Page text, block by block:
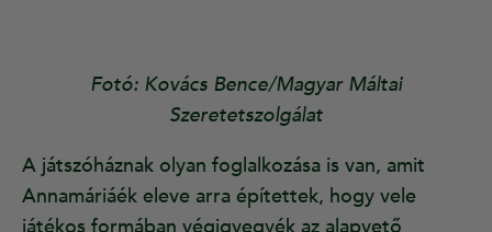
Fotó: Kovács Bence/Magyar Máltai
Szeretetszolgálat
A játszóháznak olyan foglalkozása is van, amit
Annamáriáék eleve arra építettek, hogy vele